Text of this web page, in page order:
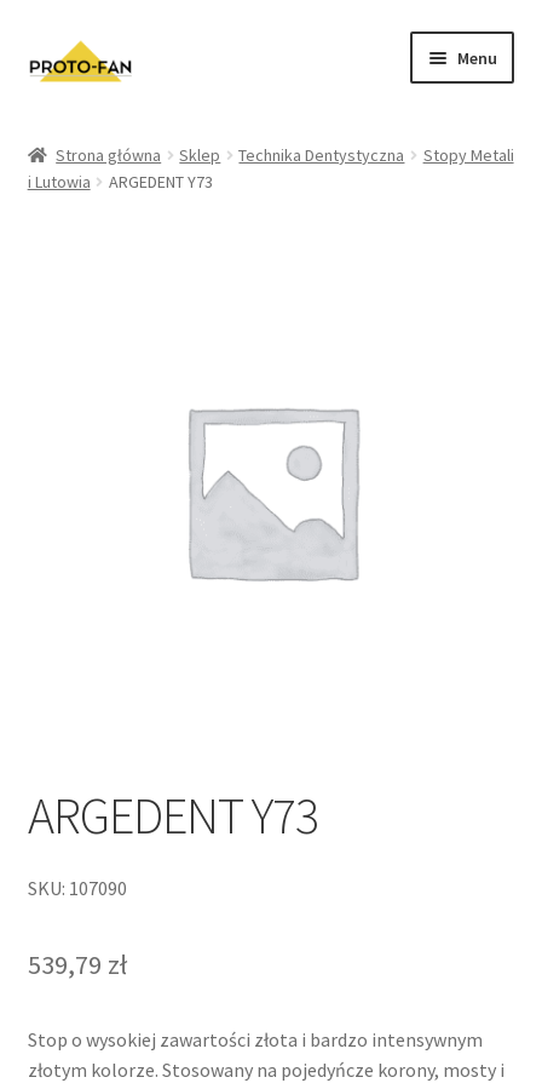
Menu
Kursy Stomatologiczne
Strona główna Sklep Technika Dentystyczna
Stopy Metali
i Lutowia
ARGEDENT Y73
ARGEDENT Y73
SKU: 107090
539,79 zł
Stop o wysokiej zawartości złota i bardzo intensywnym
złotym kolorze. Stosowany na pojedyńcze korony, mosty i